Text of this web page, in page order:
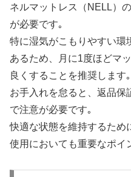
ネルマットレス（NELL）
が必要です｡
特に湿気がこもりやすい環
あるため、月に1度ほどマ
良くすることを推奨します｡
お手入れを怠ると、返品保
で注意が必要です｡
快適な状態を維持するため
使用においても重要なポイ